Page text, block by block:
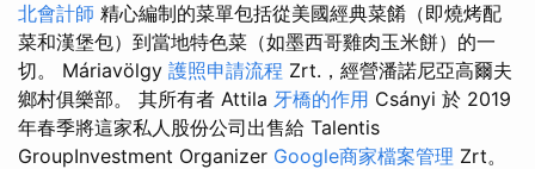
北會計師 精心編制的菜單包括從美國經典菜餚（即燒烤配
菜和漢堡包）到當地特色菜（如墨西哥雞肉玉米餅）的一
切。 Máriavölgy 護照申請流程 Zrt.，經營潘諾尼亞高爾夫
鄉村俱樂部。 其所有者 Attila 牙橋的作用 Csányi 於 2019
年春季將這家私人股份公司出售給 Talentis
GroupInvestment Organizer Google商家檔案管理 Zrt。